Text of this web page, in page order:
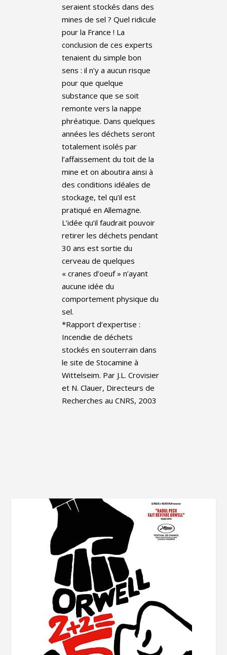
seraient stockés dans des
mines de sel ? Quel ridicule
pour la France ! La
conclusion de ces experts
tenaient du simple bon
sens : il n’y a aucun risque
pour que quelque
substance que se soit
remonte vers la nappe
phréatique. Dans quelques
années les déchets seront
totalement isolés par
l’affaissement du toit de la
mine et on aboutira ainsi à
des conditions idéales de
stockage, tel qu’il est
pratiqué en Allemagne.
L’idée qu’il faudrait pouvoir
retirer les déchets pendant
30 ans est sortie du
cerveau de quelques
« cranes d’oeuf » n’ayant
aucune idée du
comportement physique du
sel.
*Rapport d’expertise :
Incendie de déchets
stockés en souterrain dans
le site de Stocamine à
Wittelseim. Par J.L. Crovisier
et N. Clauer, Directeurs de
Recherches au CNRS, 2003